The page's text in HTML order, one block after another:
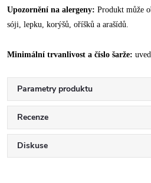
Upozornění na alergeny: Produkt může
sóji, lepku, korýšů, oříšků a arašídů.
Minimální trvanlivost a číslo šarže:
Parametry produktu
Recenze
Diskuse